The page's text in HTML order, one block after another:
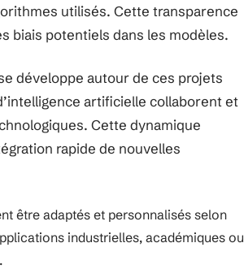
utilisés. Cette transparence
biais potentiels dans les modèles.
développe autour de ces projets
artificielle collaborent et
Cette dynamique
rapide de nouvelles
être adaptés et personnalisés selon
industrielles, académiques ou